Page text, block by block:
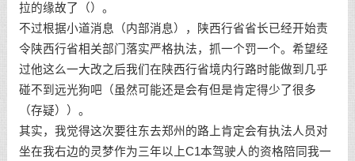
拉的缘故了（）。
不过根据小道消息（内部消息），陕西行省省长已经开始责
令陕西行省相关部门落实严格执法，抓一个罚一个。希望经
过他这么一大改之后我们在陕西行省境内行路时能做到几乎
碰不到远光狗吧（虽然可能还是会有但是肯定得少了很多
（存疑））。
其实，我觉得这次要往东去郑州的路上肯定会有执法人员对
坐在我右边的灵梦作为三年以上C1本驾驶人的资格陪同我一